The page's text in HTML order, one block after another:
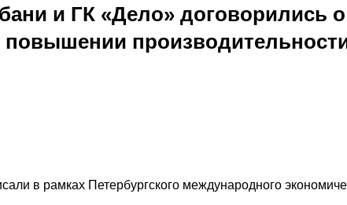
и ГК «Дело» договорились
в рамках Петербургского международного